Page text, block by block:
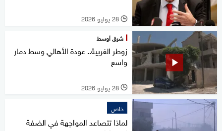
l 28 يوليو 2026
شرق أوسط
زوطر الغربية.. عودة الأهالي وسط دمار
واسع
l 28 يوليو 2026
خاص
لماذا تتصاعد المواجهة في الضفة